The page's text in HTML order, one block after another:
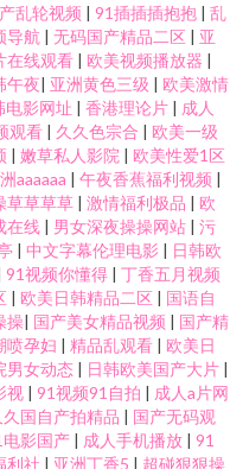
乱轮视频 | 91插插插抱抱 | 乱
导航 | 无码国产精品二区 | 亚
在线观看 | 欧美视频播放器 |
午夜| 亚洲黄色三级 | 欧美激情
电影网址 | 香港理论片 | 成人
观看 | 久久色宗合 | 欧美一级
| 嫩草私人影院 | 欧美性爱1区
aaaaaa | 午夜香蕉福利视频 |
草草草草 | 激情福利极品 | 欧
在线 | 男女深夜操操网站 | 污
| 中文字幕伦理电影 | 日韩欧
91视频你懂得 | 丁香五月视频
| 欧美日韩精品二区 | 国语自
操| 国产美女精品视频 | 国产精
喷孕妇 | 精品乱观看 | 欧美日
男女动态 | 日韩欧美国产大片 |
视 | 91视频91自拍 | 成人a片网
久国自产拍精品 | 国产无码观
影国产 | 成人手机播放 | 91
利社 | 亚洲丁香5 | 超碰狠狠操